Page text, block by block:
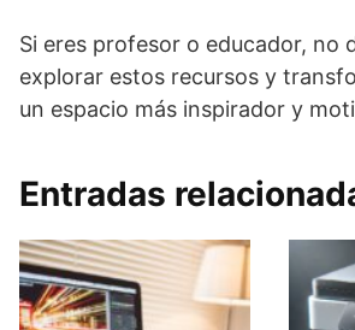
Si eres profesor o educador, no
explorar estos recursos y
un espacio más inspirador y
Entradas